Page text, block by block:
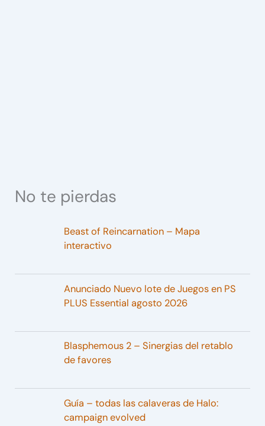
No te pierdas
Beast of Reincarnation – Mapa
interactivo
Anunciado Nuevo lote de Juegos en PS
PLUS Essential agosto 2026
Blasphemous 2 – Sinergias del retablo
de favores
Guía – todas las calaveras de Halo:
campaign evolved